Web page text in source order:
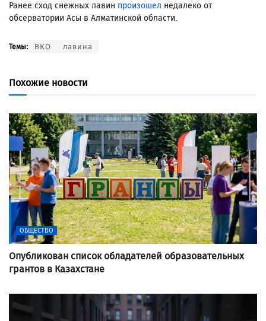
Ранее сход снежных лавин произошел недалеко от
обсерватории Асы в Алматинской области.
Темы: ВКО лавина
Похожие новости
ОБЩЕСТВО
Опубликован список обладателей образовательных
грантов в Казахстане